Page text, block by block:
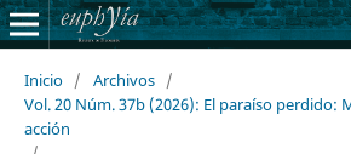
Inicio / Archivos /
Vol. 20 Núm. 37b (2026): El paraíso perdido:
acción